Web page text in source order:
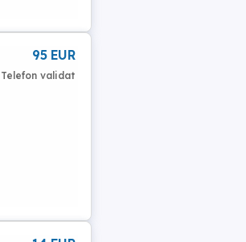
95 EUR
Telefon validat